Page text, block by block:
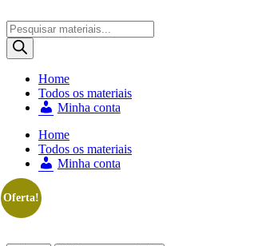
para
o
conteúdo
Pesquisar
produtos
Home
Todos os materiais
Minha conta
Home
Todos os materiais
Minha conta
Oferta!